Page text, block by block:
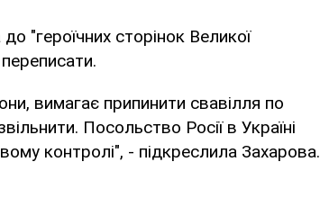
"героїчних сторінок Великої
переписати.
вимагає припинити свавілля по
Посольство Росії в Україні
контролі", - підкреслила Захарова.